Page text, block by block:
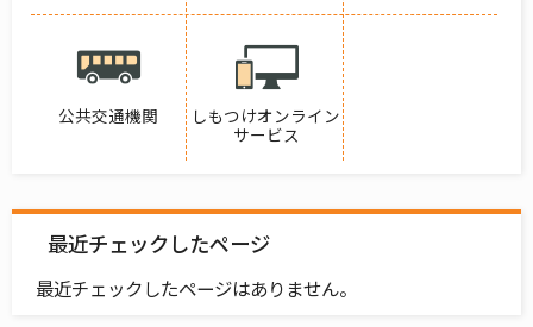
公共交通機関
しもつけオンライン
サービス
最近チェックしたページ
最近チェックしたページはありません。